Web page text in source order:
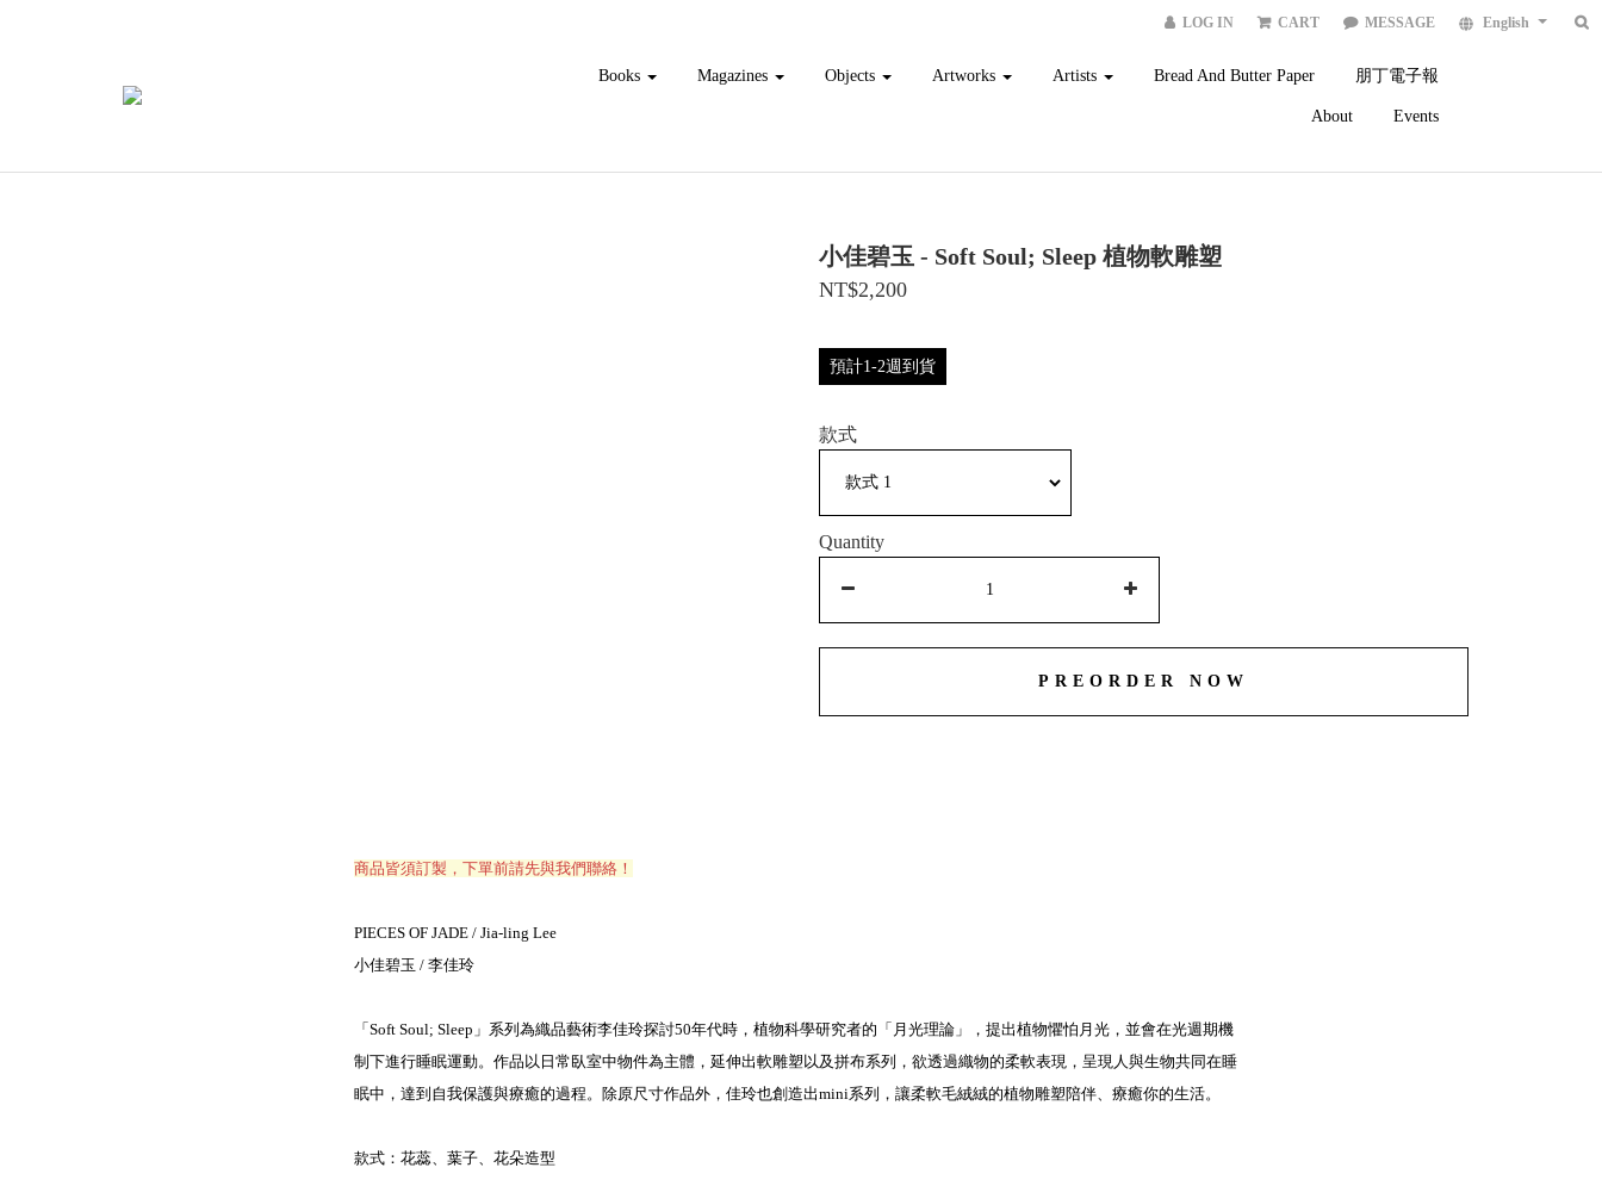
LOG IN CART MESSAGE English
Books Magazines Objects Artworks Artists Bread And Butter Paper 朋丁電子報
About Events
小佳碧玉 - Soft Soul; Sleep 植物軟雕塑
NT$2,200
預計1-2週到貨
款式
Quantity
PREORDER NOW
商品皆須訂製，下單前請先與我們聯絡！
PIECES OF JADE / Jia-ling Lee
小佳碧玉 / 李佳玲
「Soft Soul; Sleep」系列為織品藝術李佳玲探討50年代時，植物科學研究者的「月光理論」，提出植物懼怕月光，並會在光週期機
制下進行睡眠運動。作品以日常臥室中物件為主體，延伸出軟雕塑以及拼布系列，欲透過織物的柔軟表現，呈現人與生物共同在睡
眠中，達到自我保護與療癒的過程。除原尺寸作品外，佳玲也創造出mini系列，讓柔軟毛絨絨的植物雕塑陪伴、療癒你的生活。
款式：花蕊、葉子、花朵造型